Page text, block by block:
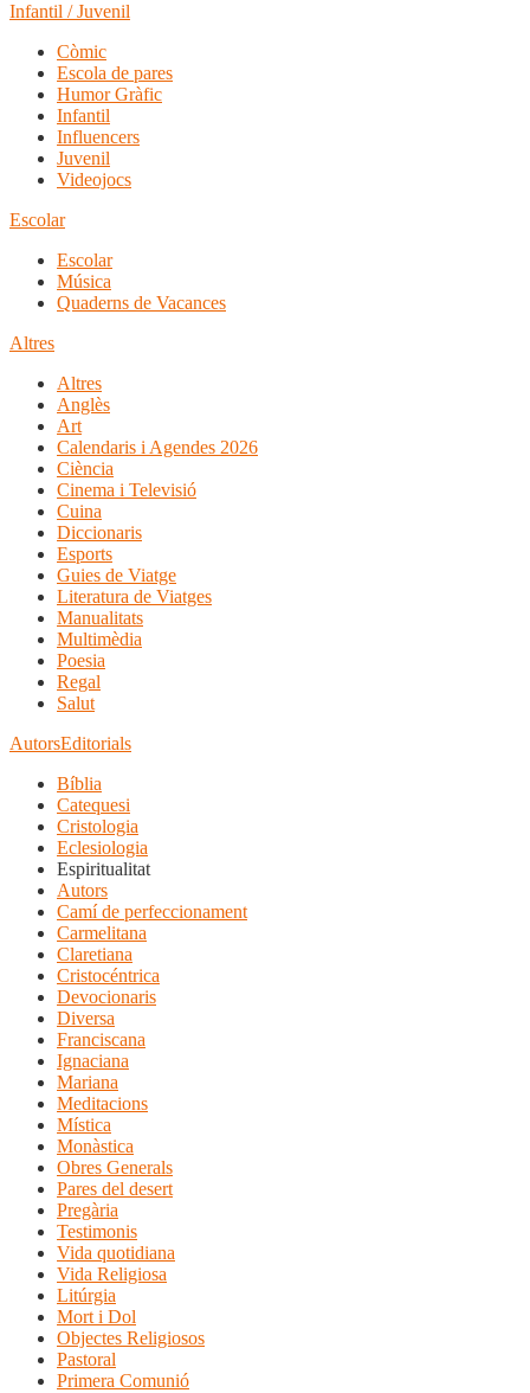
Infantil / Juvenil
Còmic
Escola de pares
Humor Gràfic
Infantil
Influencers
Juvenil
Videojocs
Escolar
Escolar
Música
Quaderns de Vacances
Altres
Altres
Anglès
Art
Calendaris i Agendes 2026
Ciència
Cinema i Televisió
Cuina
Diccionaris
Esports
Guies de Viatge
Literatura de Viatges
Manualitats
Multimèdia
Poesia
Regal
Salut
AutorsEditorials
Bíblia
Catequesi
Cristologia
Eclesiologia
Espiritualitat
Autors
Camí de perfeccionament
Carmelitana
Claretiana
Cristocéntrica
Devocionaris
Diversa
Franciscana
Ignaciana
Mariana
Meditacions
Mística
Monàstica
Obres Generals
Pares del desert
Pregària
Testimonis
Vida quotidiana
Vida Religiosa
Litúrgia
Mort i Dol
Objectes Religiosos
Pastoral
Primera Comunió